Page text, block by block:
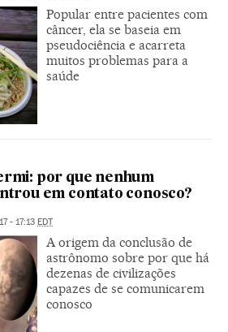
Popular entre pacientes com
câncer, ela se baseia em
pseudociência e acarreta
muitos problemas para a
saúde
por que nenhum
em contato conosco?
- 17:13 EDT
A origem da conclusão de
astrônomo sobre por que há
dezenas de civilizações
capazes de se comunicarem
conosco